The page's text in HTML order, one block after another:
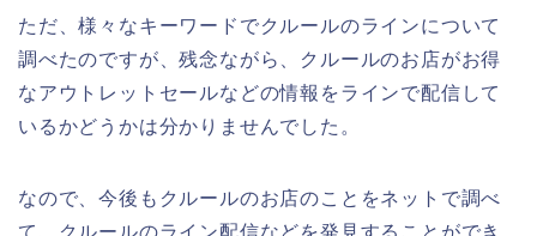
ただ、様々なキーワードでクルールのラインについて
調べたのですが、残念ながら、クルールのお店がお得
なアウトレットセールなどの情報をラインで配信して
いるかどうかは分かりませんでした。
なので、今後もクルールのお店のことをネットで調べ
て、クルールのライン配信などを発見することができ